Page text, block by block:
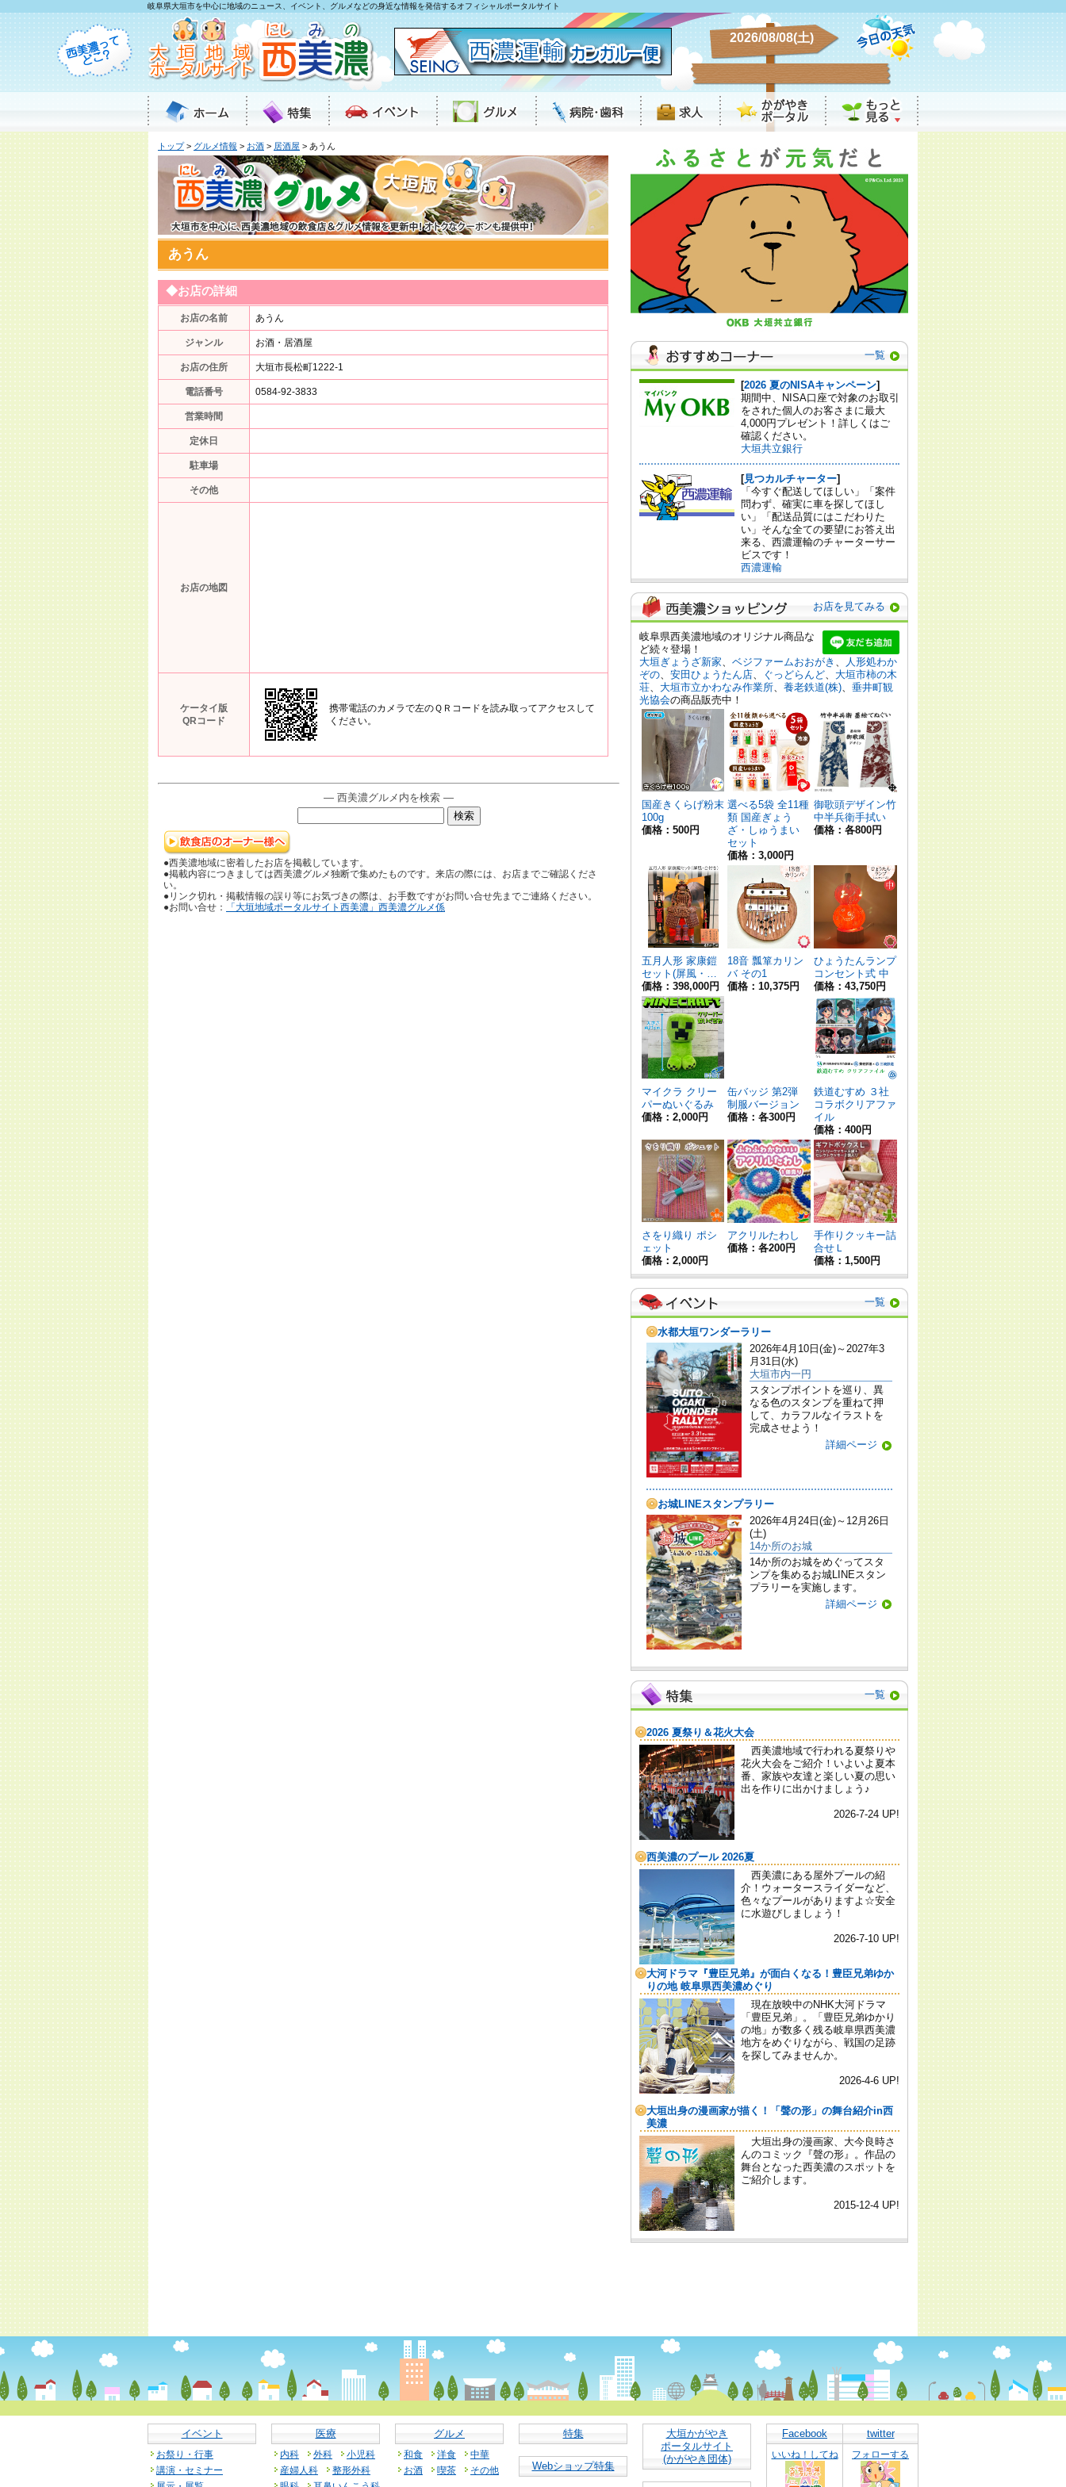
岐阜県大垣市を中心に地域のニュース、イベント、グルメなどの身近な情報を発信するオフィシャルポータルサイト
2026/08/08(土)
トップ> グルメ情報 > お酒 > 居酒屋 > あうん
あうん
◆お店の詳細
お店の名前 あうん
ジャンル お酒・居酒屋
お店の住所 大垣市長松町1222-1
電話番号 0584-92-3833
営業時間
定休日
駐車場
その他
お店の地図
ケータイ版
QRコード
携帯電話のカメラで左のＱＲコードを読み取ってアクセスして
ください。
― 西美濃グルメ内を検索 ―
●西美濃地域に密着したお店を掲載しています。
●掲載内容につきましては西美濃グルメ独断で集めたものです。来店の際には、お店までご確認くださ
い。
●リンク切れ・掲載情報の誤り等にお気づきの際は、お手数ですがお問い合せ先までご連絡ください。
●お問い合せ：
「大垣地域ポータルサイト西美濃」西美濃グルメ係
イベント
お祭り・行事
講演・セミナー
医療
内科 外科
小児科
産婦人科
整形外科
グルメ
和食 洋食
中華
お酒
喫茶 その他
特集
Webショップ特集
大垣かがやき
ポータルサイト
(かがやき団体)
Facebook
いいね！してね
twitter
フォローする